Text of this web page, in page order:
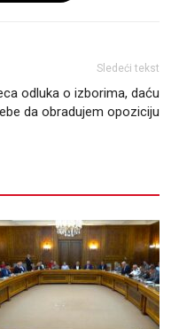
Sledeći tekst
odluka o izborima, daću
da obradujem opoziciju